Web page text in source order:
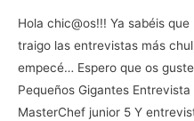
Hola chic@os!!! Ya sabéis
traigo las entrevistas más
empecé… Espero que os
Pequeños Gigantes
MasterChef junior 5 Y